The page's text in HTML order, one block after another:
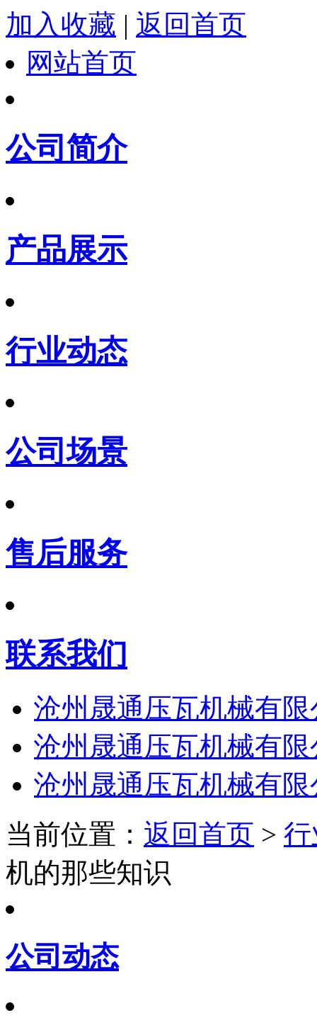
加入收藏 | 返回首页
网站首页
公司简介
产品展示
行业动态
公司场景
售后服务
联系我们
沧州晟通压瓦机械有限
沧州晟通压瓦机械有限
沧州晟通压瓦机械有限
当前位置： 返回首页 >
机的那些知识
公司动态